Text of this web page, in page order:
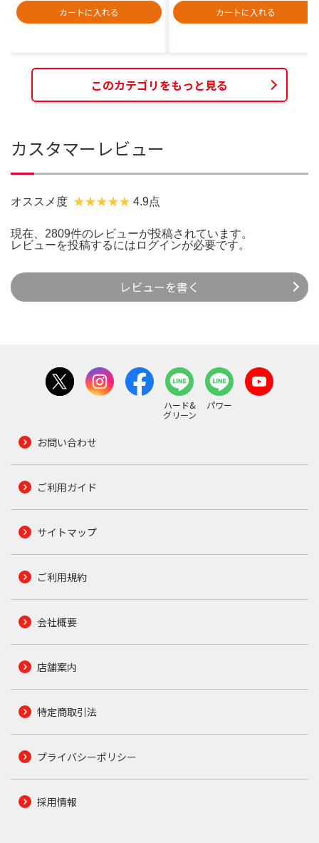
カートに入れる
カートに入れる
このカテゴリをもっと見る
カスタマーレビュー
オススメ度 4.9点
現在、2809件のレビューが投稿されています。
レビューを投稿するには ログインが必要です。
レビューを書く
ハード&
グリーン
パワー
お問い合わせ
ご利用ガイド
サイトマップ
ご利用規約
会社概要
店舗案内
特定商取引法
プライバシーポリシー
採用情報